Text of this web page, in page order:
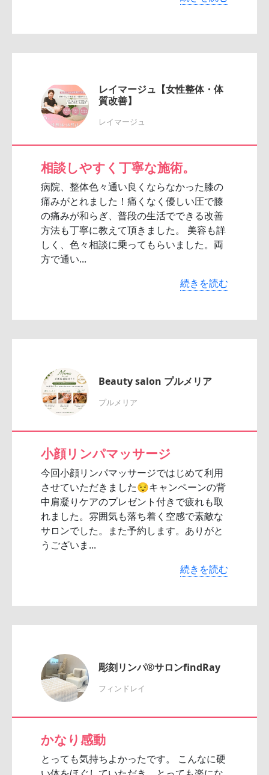
レイマージュ【女性整体・体
質改善】
レイマージュ
相談しやすく丁寧な施術。
病院、整体色々通い良くならなかった膝の
痛みがとれました！痛くなく優しい圧で膝
の痛みが和らぎ、普段の生活でできる改善
方法も丁寧に教えて頂きました。 美容も詳
しく、色々相談に乗ってもらいました。両
方で通い...
続きを読む
Beauty salon プルメリア
プルメリア
小顔リンパマッサージ
今回小顔リンパマッサージではじめて利用
させていただきました😌キャンペーンの背
中肩凝りケアのプレゼント付きで疲れも取
れました。雰囲気も落ち着く空感で素敵な
サロンでした。また予約します。ありがと
うございま...
続きを読む
彫刻リンパ®サロンfindRay
フィンドレイ
かなり感動
とっても気持ちよかったです。 こんなに硬